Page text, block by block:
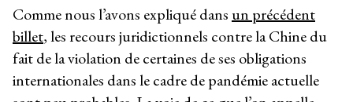
Comme nous l’avons expliqué dans un précédent
billet, les recours juridictionnels contre la Chine du
fait de la violation de certaines de ses obligations
internationales dans le cadre de pandémie actuelle